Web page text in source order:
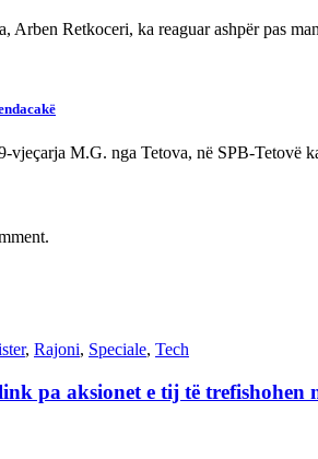
Arben Retkoceri, ka reaguar ashpër pas
vjeçarja M.G. nga Tetova, në SPB-Tetovë
, Rajoni, Speciale, Tech
pa aksionet e tij të